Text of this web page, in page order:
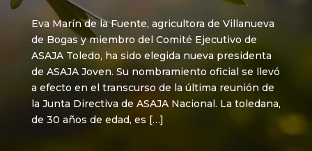
Eva Marín de la Fuente, agricultora de Villanueva
de Bogas y miembro del Comité Ejecutivo de
ASAJA Toledo, ha sido elegida nueva presidenta
de ASAJA Joven. Su nombramiento oficial se llevó
a efecto en el transcurso de la última reunión de
la Junta Directiva de ASAJA Nacional. La toledana,
de 30 años de edad, es […]